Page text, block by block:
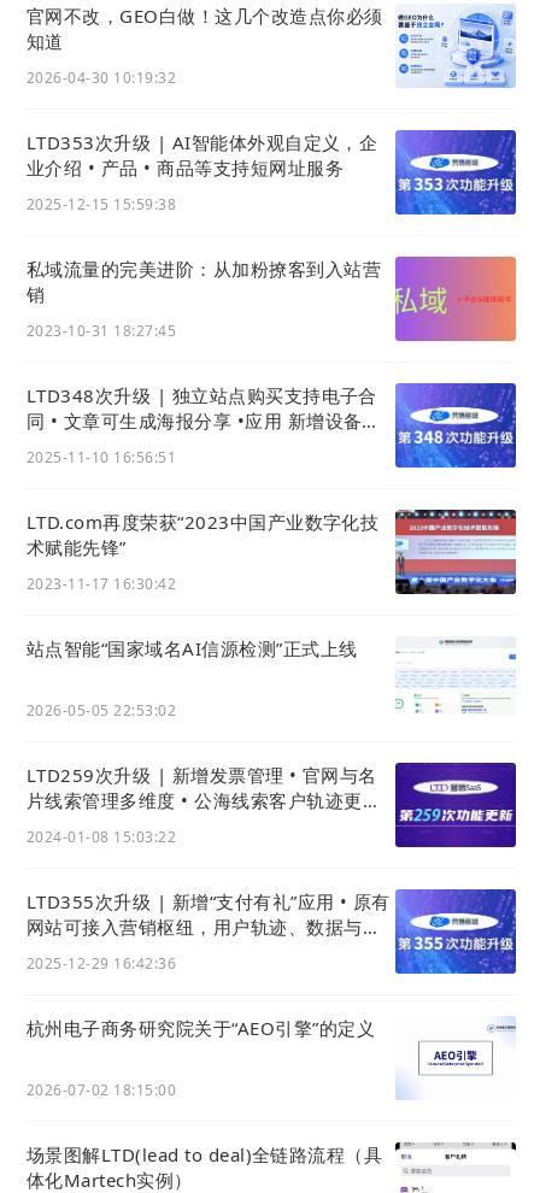
官网不改，GEO白做！这几个改造点你必须
知道
2026-04-30 10:19:32
LTD353次升级 | AI智能体外观自定义，企
业介绍 • 产品 • 商品等支持短网址服务
2025-12-15 15:59:38
私域流量的完美进阶：从加粉撩客到入站营
销
2023-10-31 18:27:45
LTD348次升级 | 独立站点购买支持电子合
同 • 文章可生成海报分享 •应用 新增设备租
2025-11-10 16:56:51
LTD.com再度荣获“2023中国产业数字化技
术赋能先锋”
2023-11-17 16:30:42
站点智能“国家域名AI信源检测”正式上线
2026-05-05 22:53:02
LTD259次升级 | 新增发票管理 • 官网与名
片线索管理多维度 • 公海线索客户轨迹更周
2024-01-08 15:03:22
LTD355次升级 | 新增“支付有礼”应用 • 原有
网站可接入营销枢纽，用户轨迹、数据与线
2025-12-29 16:42:36
杭州电子商务研究院关于“AEO引擎”的定义
2026-07-02 18:15:00
场景图解LTD(lead to deal)全链路流程（具
体化Martech实例）